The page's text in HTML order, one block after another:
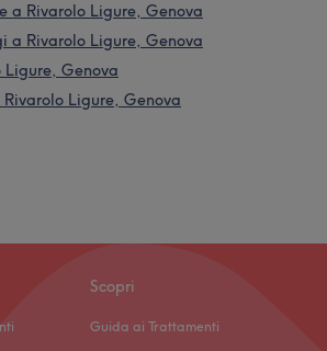
a Rivarolo Ligure, Genova
a Rivarolo Ligure, Genova
Genova
Ligure, Genova
Scopri
Guida ai Trattamenti